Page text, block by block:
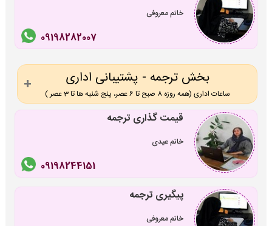
خانم معروفی
09198282007
بخش ترجمه - پشتیبانی اداری
ساعات اداری (همه روزه 8 صبح تا 6 عصر، پنج شنبه ها تا 3 عصر )
قیمت گذاری ترجمه
خانم عیدی
09198244151
پیگیری ترجمه
خانم معروفی